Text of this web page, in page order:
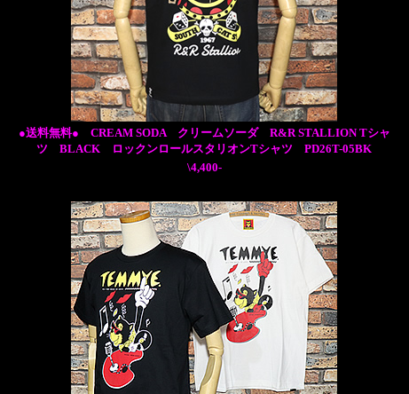
●送料無料● CREAM SODA クリームソーダ R&R STALLION Tシャ
ツ BLACK ロックンロールスタリオンTシャツ PD26T-05BK
\4,400-